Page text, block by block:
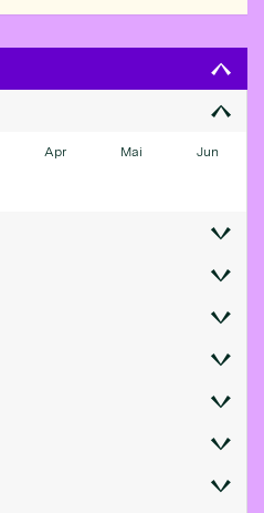
Apr Mai Jun